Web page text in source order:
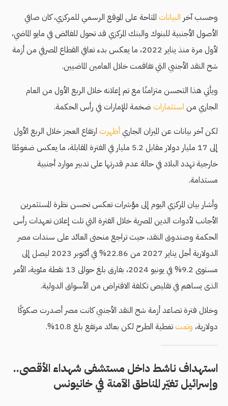
وحسب آخر البيانات المتاحة على الموقع الرسمي للمركزي، كان صافي
الأصول الأجنبية للبنوك والبنك المركزي قد تحول للفائض في مايو الماضي،
لأول مرة منذ يناير 2022، ما يعكس بدء تعافي القطاع المصرفي من أزمة
شح النقد الأجنبي التي تفاقمت خلال العامين الماضيين.
ويأتي هذا التحسن متزامنًا مع تم إعلانه خلال الربع الأول من العام
الجاري من استثمارات ضخمة للإمارات في رأس الحكمة.
لكن آخر بيانات عن الميزان الجاريأظهرت ارتفاع العجز خلال الربع الأول
إلى 17 مليار دولار مقابل 5.2 مليار في الفترة المقابلة، ما يعكس ضغوطًا
خارجية تهدد البلاد في حالة عدم قدرتها على تدبير موارد أجنبية
مستدامة.
وأشار بيان المركزي اليوم إلى مؤشرات تعكس تحسن نظرة المستثمرين
الأجانب لأدوات الدين المصرية خلال الفترة التي تلت إعلان تعهدات رأس
الحكمة وصندوق النقد، حيث تراجع منحنى العائد على سندات مصر
الدولارية أجل يناير 2027 من 22.86% في أكتوبر 2023 ليصل إلى
مستوى 9.2% في يونيو 2024، بفارق بلغ حوالى 13 نقطة مئوية، الأمر
الذى يساهم في تقليص تكلفة الاقتراض من الأسواق الدولية.
وخلال فترة تصاعد أزمة شح النقد الأجنبي كانت مصر أصدرت صكوكًا
دولارية، وتمت تغطية الطرح لكن بعائد مرتفع بلغ 10.8%.
استهداف ناشط داخل مستشفى شهداء الأقصى..
وإسرائيل تغيّر المناطق الآمنة في خانيونس